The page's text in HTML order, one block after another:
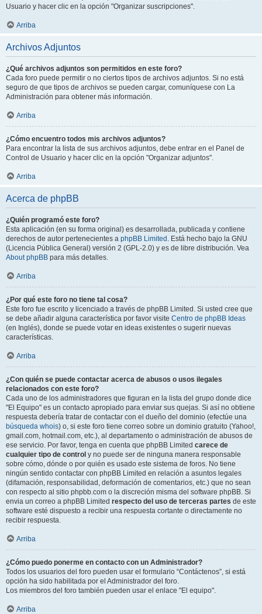
Usuario y hacer clic en la opción "Organizar suscripciones".
Arriba
Archivos Adjuntos
¿Qué archivos adjuntos son permitidos en este foro?
Cada foro puede permitir o no ciertos tipos de archivos adjuntos. Si no está
seguro de que tipos de archivos se pueden cargar, comuníquese con La
Administración para obtener más información.
Arriba
¿Cómo encuentro todos mis archivos adjuntos?
Para encontrar la lista de sus archivos adjuntos, debe entrar en el Panel de
Control de Usuario y hacer clic en la opción "Organizar adjuntos".
Arriba
Acerca de phpBB
¿Quién programó este foro?
Esta aplicación (en su forma original) es desarrollada, publicada y contiene
derechos de autor pertenecientes a phpBB Limited . Está hecho bajo la GNU
(Licencia Pública General) versión 2 (GPL-2.0) y es de libre distribución. Vea
About phpBB para más detalles.
Arriba
¿Por qué este foro no tiene tal cosa?
Este foro fue escrito y licenciado a través de phpBB Limited. Si usted cree que
se debe añadir alguna característica por favor visite Centro de phpBB Ideas
(en Inglés), donde se puede votar en ideas existentes o sugerir nuevas
características.
Arriba
¿Con quién se puede contactar acerca de abusos o usos ilegales
relacionados con este foro?
Cada uno de los administradores que figuran en la lista del grupo donde dice
"El Equipo" es un contacto apropiado para enviar sus quejas. Si así no obtiene
respuesta debería tratar de contactar con el dueño del dominio (efectúe una
búsqueda whois) o, si este foro tiene correo sobre un dominio gratuito (Yahoo!,
gmail.com, hotmail.com, etc.), al departamento o administración de abusos de
ese servicio. Por favor, tenga en cuenta que phpBB Limited carece de
cualquier tipo de control y no puede ser de ninguna manera responsable
sobre cómo, dónde o por quién es usado este sistema de foros. No tiene
ningún sentido contactar con phpBB Limited en relación a asuntos legales
(difamación, responsabilidad, deformación de comentarios, etc.) que no sean
con respecto al sitio phpbb.com o la discreción misma del software phpBB. Si
envia un correo a phpBB Limited respecto del uso de terceras partes de este
software esté dispuesto a recibir una respuesta cortante o directamente no
recibir respuesta.
Arriba
¿Cómo puedo ponerme en contacto con un Administrador?
Todos los usuarios del foro pueden usar el formulario “Contáctenos”, si está
opción ha sido habilitada por el Administrador del foro.
Los miembros del foro también pueden usar el enlace "El equipo".
Arriba